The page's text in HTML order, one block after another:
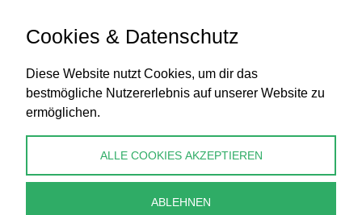
Banküberweisung
KONTAKT
info@perlenpresse.de
Cookies & Datenschutz
Diese Website nutzt Cookies, um dir das
bestmögliche Nutzererlebnis auf unserer Website zu
ermöglichen.
ALLE COOKIES AKZEPTIEREN
ABLEHNEN